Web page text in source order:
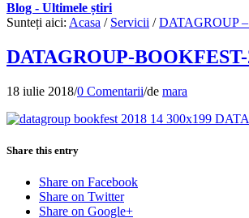
Blog - Ultimele știri
Sunteți aici: Acasa / Servicii / DATAGROUP
DATAGROUP-BOOKFEST-
18 iulie 2018/0 Comentarii/de mara
Share this entry
Share on Facebook
Share on Twitter
Share on Google+